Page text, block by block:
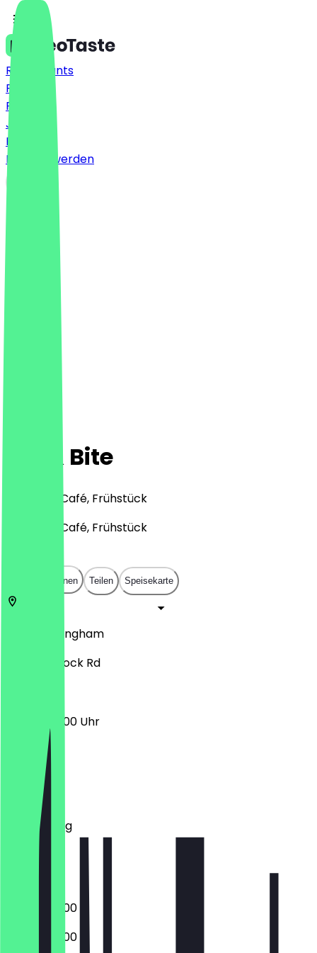
Restaurants
Preise
FAQ
Jobs
Blog
Partner werden
Sip & Bite
Desserts, Café, Frühstück
Desserts, Café, Frühstück
In App öffnen Teilen Speisekarte
Birmingham
221 Alum Rock Rd
08:00 - 23:00 Uhr
Montag
Dienstag
Mittwoch
Donnerstag
Freitag
Samstag
08:00 - 23:00
08:00 - 23:00